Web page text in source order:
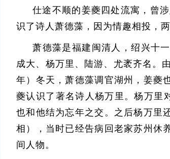
仕途不顺的姜夔四处流寓，曾
识了诗人萧德藻，因为情趣相投，
萧德藻是福建闽清人，绍兴十
成大、杨万里、陆游、尤袤齐名。
年）冬天，萧德藻调官湖州，姜夔
夔认识了著名诗人杨万里。杨万里
也和他结为忘年之交。之后杨万里
相），当时已经告病回老家苏州休
间人物。